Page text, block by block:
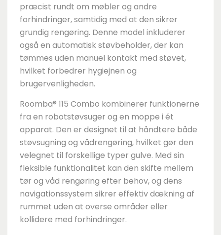
præcist rundt om møbler og andre
forhindringer, samtidig med at den sikrer
grundig rengøring. Denne model inkluderer
også en automatisk støvbeholder, der kan
tømmes uden manuel kontakt med støvet,
hvilket forbedrer hygiejnen og
brugervenligheden.
Roomba® 115 Combo kombinerer funktionerne
fra en robotstøvsuger og en moppe i ét
apparat. Den er designet til at håndtere både
støvsugning og vådrengøring, hvilket gør den
velegnet til forskellige typer gulve. Med sin
fleksible funktionalitet kan den skifte mellem
tør og våd rengøring efter behov, og dens
navigationssystem sikrer effektiv dækning af
rummet uden at overse områder eller
kollidere med forhindringer.